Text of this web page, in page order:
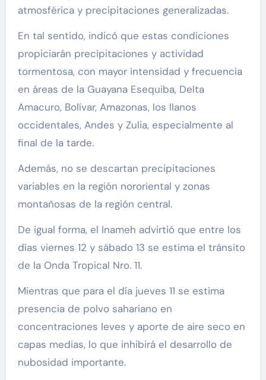
atmosférica y precipitaciones generalizadas.
En tal sentido, indicó que estas condiciones
propiciarán precipitaciones y actividad
tormentosa, con mayor intensidad y frecuencia
en áreas de la Guayana Esequiba, Delta
Amacuro, Bolívar, Amazonas, los llanos
occidentales, Andes y Zulia, especialmente al
final de la tarde.
Además, no se descartan precipitaciones
variables en la región nororiental y zonas
montañosas de la región central.
De igual forma, el Inameh advirtió que entre los
días viernes 12 y sábado 13 se estima el tránsito
de la Onda Tropical Nro. 11.
Mientras que para el día jueves 11 se estima
presencia de polvo sahariano en
concentraciones leves y aporte de aire seco en
capas medias, lo que inhibirá el desarrollo de
nubosidad importante.